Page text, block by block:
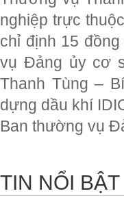
nghiệp trực
chỉ định 15
vụ Đảng ủy cơ
Thanh Tùng –
dựng dầu khí
Ban thường vụ
TIN NỔI BẬT